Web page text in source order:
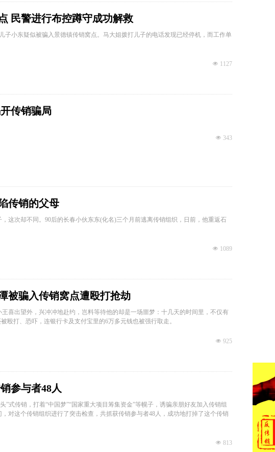
民警进行布控蹲守成功解救
子小东疑似被骗入景德镇传销窝点。马大姐拨打儿子的电话发现已经停机，而工作单
넶 1127
传销骗局
넶 343
传销的父母
这次却不同。90后的长春小伙东东(化名)三个月前逃离传销组织，日前，他重返石
넶 1089
被骗入传销窝点遭殴打抢劫
喜出望外，兴冲冲地赴约，岂料等待他的却是一场噩梦：十几天的时间里，不仅有
殴打、恐吓，连银行卡及支付宝里的6万多元钱也被强行取走。
넶 925
参与者48人
式传销，打着“中国梦”“国家重大项目筹集资金”等幌子，诱骗亲朋好友加入传销组
对这个传销组织进行了突击检查，共抓获传销参与者48人，成功地打掉了这个传销
넶 813